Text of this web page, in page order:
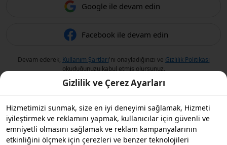
Google ile devam edin
Facebook ile devam edin
Devam ederek, Kullanım Şartları'nı onayladığınızı ve Gizlilik Politikası
okuduğunuzu kabul etmiş olursunuz.
Gizlilik ve Çerez Ayarları
Hizmetimizi sunmak, size en iyi deneyimi sağlamak, Hizmeti
iyileştirmek ve reklamını yapmak, kullanıcılar için güvenli ve
emniyetli olmasını sağlamak ve reklam kampanyalarının
etkinliğini ölçmek için çerezleri ve benzer teknolojileri